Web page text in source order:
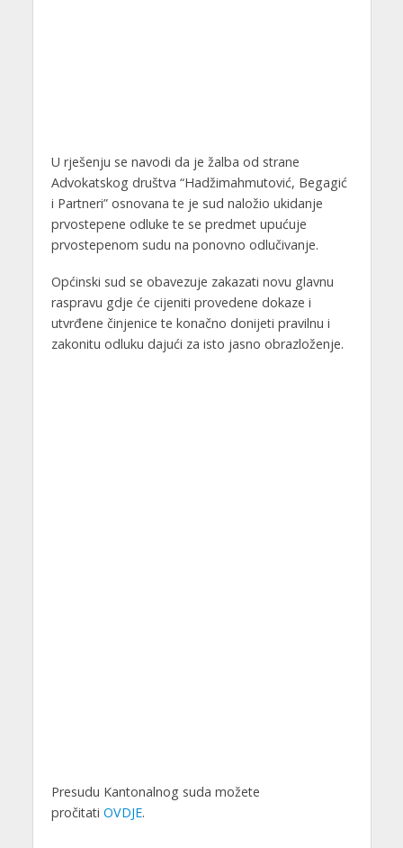
U rješenju se navodi da je žalba od strane
Advokatskog društva “Hadžimahmutović, Begagić
i Partneri” osnovana te je sud naložio ukidanje
prvostepene odluke te se predmet upućuje
prvostepenom sudu na ponovno odlučivanje.
Općinski sud se obavezuje zakazati novu glavnu
raspravu gdje će cijeniti provedene dokaze i
utvrđene činjenice te konačno donijeti pravilnu i
zakonitu odluku dajući za isto jasno obrazloženje.
Presudu Kantonalnog suda možete
pročitati OVDJE.